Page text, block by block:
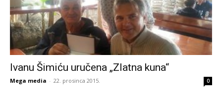
Ivanu Šimiću uručena „Zlatna kuna“
Mega media - 22. prosinca 2015. 0